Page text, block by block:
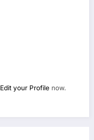
Edit your Profile now.